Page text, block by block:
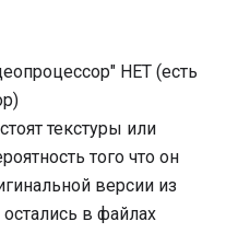
НЕТ (есть
текстуры или
того что он
версии из
в файлах